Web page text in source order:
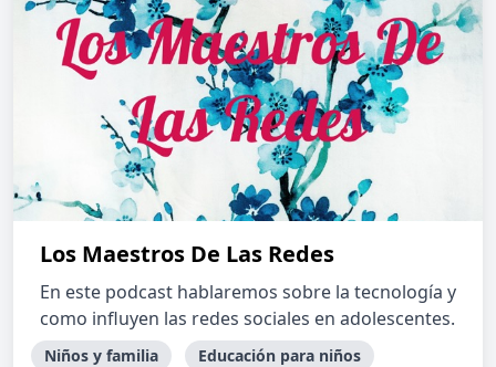
Los Maestros De Las Redes
En este podcast hablaremos sobre la tecnología y
como influyen las redes sociales en adolescentes.
Niños y familia Educación para niños